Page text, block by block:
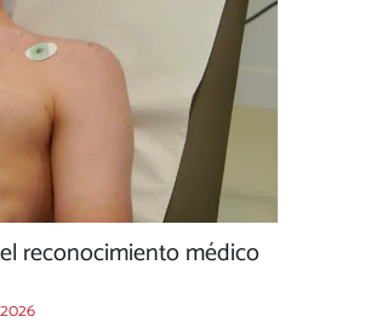
reconocimiento médico